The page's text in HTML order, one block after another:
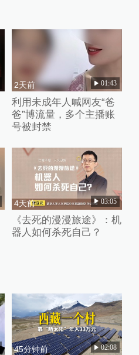
2天前 01:43
利用未成年人喊网友“爸
爸”博流量，多个主播账
号被封禁
4天前 03:05
《去死的漫漫旅途》：机
器人如何杀死自己？
45分钟前 02:08